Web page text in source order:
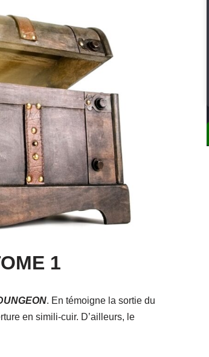
1
. En témoigne la sortie du
en simili-cuir. D’ailleurs, le